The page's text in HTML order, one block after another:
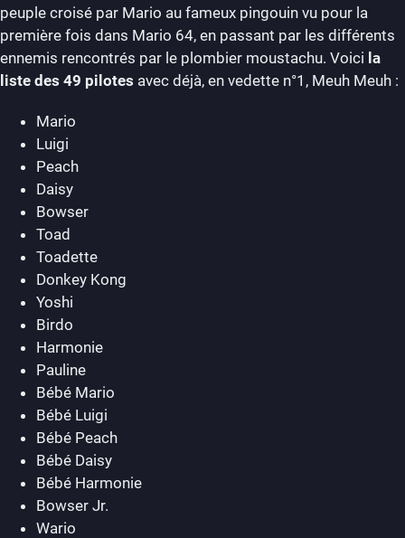
peuple croisé par Mario au fameux pingouin vu pour la
première fois dans Mario 64, en passant par les différents
ennemis rencontrés par le plombier moustachu. Voici la
liste des 49 pilotes avec déjà, en vedette n°1, Meuh Meuh :
Mario
Luigi
Peach
Daisy
Bowser
Toad
Toadette
Donkey Kong
Yoshi
Birdo
Harmonie
Pauline
Bébé Mario
Bébé Luigi
Bébé Peach
Bébé Daisy
Bébé Harmonie
Bowser Jr.
Wario